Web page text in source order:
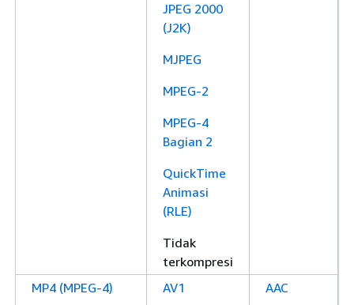
JPEG 2000
(J2K)
MJPEG
MPEG-2
MPEG-4
Bagian 2
QuickTime
Animasi
(RLE)
Tidak
terkompresi
MP4 (MPEG-4)
AV1
AAC